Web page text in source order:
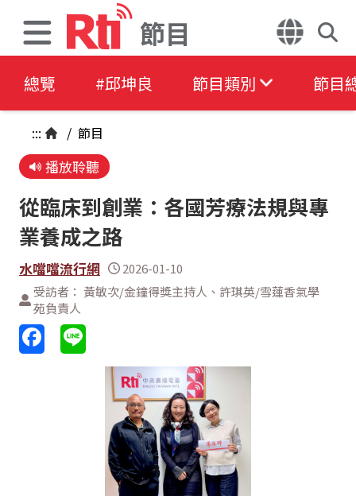
節目
總覽 #邱坤良 節目類別 節目
::: / 節目
播放聆聽
從臨床到創業：各國芳療法規與專
業養成之路
水噹噹流行網
2026-01-10
受訪者： 黃敏次/金鐘得獎主持人、許琪英/雪蓮香氣學
苑負責人